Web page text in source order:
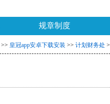
规章制度
>> 皇冠app安卓下载安装 >> 计划财务处